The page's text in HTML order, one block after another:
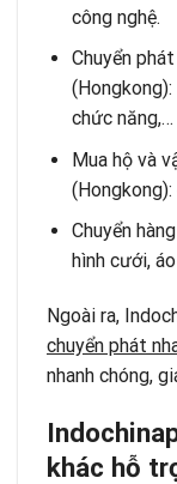
công nghệ.
Chuyển
chức năng,…
Mua hộ và
Chuyển
hình cưới,
Ngoài ra,
chuyển phát
nhanh chóng,
khác hỗ